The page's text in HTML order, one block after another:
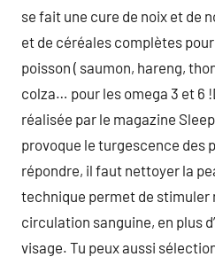
se fait une cure de noix et de
et de céréales complètes
poisson ( saumon, hareng,
colza… pour les omega 3 et 6
réalisée par le magazine
provoque le turgescence des
répondre, il faut nettoyer la
technique permet de stimuler
circulation sanguine, en plus
visage. Tu peux aussi